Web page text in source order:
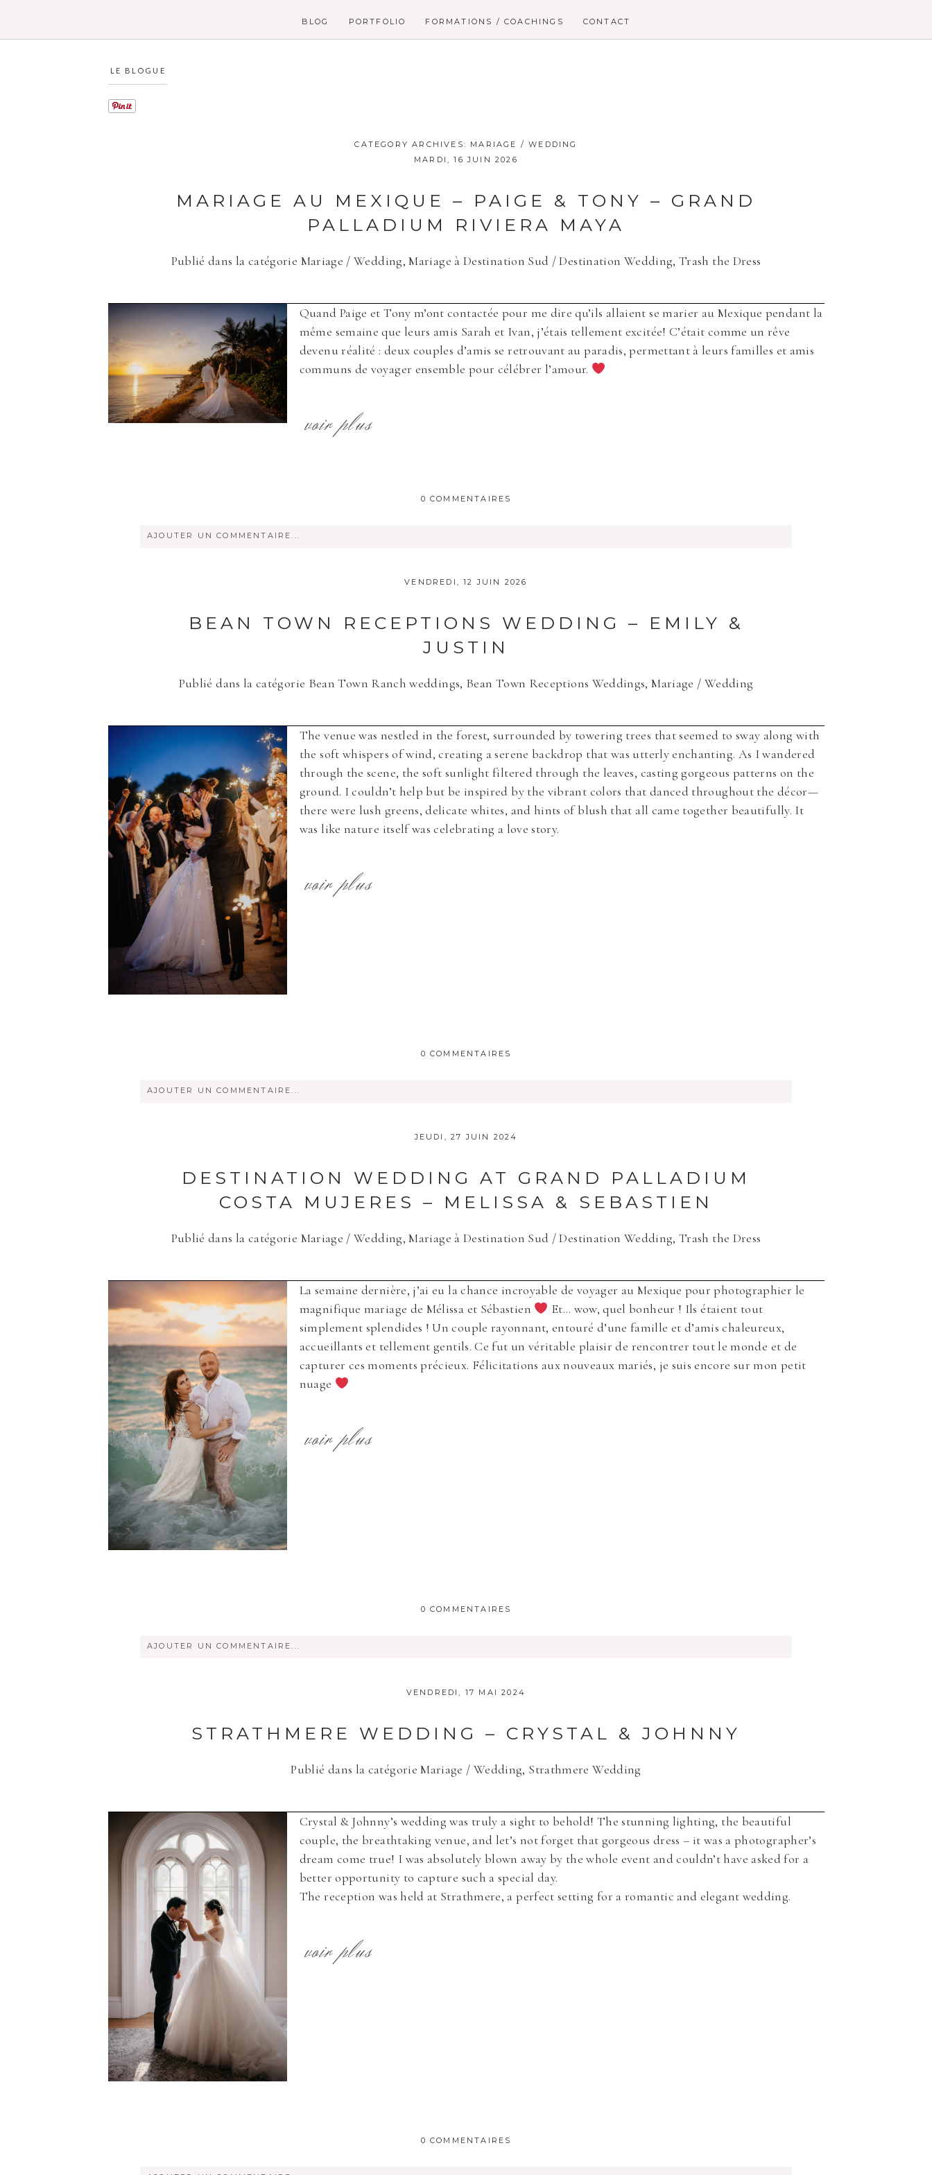
BLOG PORTFOLIO FORMATIONS / COACHINGS CONTACT
LE BLOGUE
CATEGORY ARCHIVES: MARIAGE / WEDDING
MARDI, 16 JUIN 2026
MARIAGE AU MEXIQUE – PAIGE & TONY – GRAND
PALLADIUM RIVIERA MAYA
Publié dans la catégorie Mariage / Wedding,Mariage à Destination Sud / Destination Wedding,Trash the Dress
Quand Paige et Tony m’ont contactée pour me dire qu’ils allaient se marier au Mexique pendant la
même semaine que leurs amis Sarah et Ivan, j’étais tellement excitée! C’était comme un rêve
devenu réalité : deux couples d’amis se retrouvant au paradis, permettant à leurs familles et amis
communs de voyager ensemble pour célébrer l’amour.
voir plus
0 COMMENTAIRES
AJOUTER UN COMMENTAIRE...
VENDREDI, 12 JUIN 2026
BEAN TOWN RECEPTIONS WEDDING – EMILY &
JUSTIN
Publié dans la catégorie Bean Town Ranch weddings, Bean Town Receptions Weddings,Mariage / Wedding
The venue was nestled in the forest, surrounded by towering trees that seemed to sway along with
the soft whispers of wind, creating a serene backdrop that was utterly enchanting. As I wandered
through the scene, the soft sunlight filtered through the leaves, casting gorgeous patterns on the
ground. I couldn’t help but be inspired by the vibrant colors that danced throughout the décor—
there were lush greens, delicate whites, and hints of blush that all came together beautifully. It
was like nature itself was celebrating a love story.
voir plus
0 COMMENTAIRES
AJOUTER UN COMMENTAIRE...
ENVOYER
JEUDI, 27 JUIN 2024
DESTINATION WEDDING AT GRAND PALLADIUM
COSTA MUJERES – MELISSA & SEBASTIEN
Publié dans la catégorie Mariage / Wedding,Mariage à Destination Sud / Destination Wedding,Trash the Dress
La semaine dernière, j’ai eu la chance incroyable de voyager au Mexique pour photographier le
magnifique mariage de Mélissa et Sébastien
Et… wow, quel bonheur ! Ils étaient tout
simplement splendides ! Un couple rayonnant, entouré d’une famille et d’amis chaleureux,
accueillants et tellement gentils. Ce fut un véritable plaisir de rencontrer tout le monde et de
capturer ces moments précieux. Félicitations aux nouveaux mariés, je suis encore sur mon petit
nuage
voir plus
0 COMMENTAIRES
AJOUTER UN COMMENTAIRE...
Save my name, email, and website in this browser for the next time I comment.
ENVOYER
VENDREDI, 17 MAI 2024
STRATHMERE WEDDING – CRYSTAL & JOHNNY
Publié dans la catégorieMariage / Wedding, Strathmere Wedding
Crystal & Johnny’s wedding was truly a sight to behold! The stunning lighting, the beautiful
couple, the breathtaking venue, and let’s not forget that gorgeous dress – it was a photographer’s
dream come true! I was absolutely blown away by the whole event and couldn’t have asked for a
better opportunity to capture such a special day.
The reception was held at Strathmere, a perfect setting for a romantic and elegant wedding.
voir plus
0 COMMENTAIRES